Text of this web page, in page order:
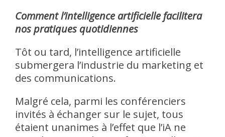
Comment l’intelligence artificielle facilitera
nos pratiques quotidiennes
Tôt ou tard, l’intelligence artificielle
submergera l’industrie du marketing et
des communications.
Malgré cela, parmi les conférenciers
invités à échanger sur le sujet, tous
étaient unanimes à l’effet que l’iA ne